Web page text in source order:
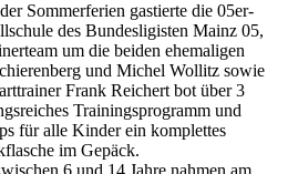
Sommerferien gastierte die 05er-
des Bundesligisten Mainz 05,
um die beiden ehemaligen
und Michel Wollitz sowie
Frank Reichert bot über 3
Trainingsprogramm und
für alle Kinder ein komplettes
im Gepäck.